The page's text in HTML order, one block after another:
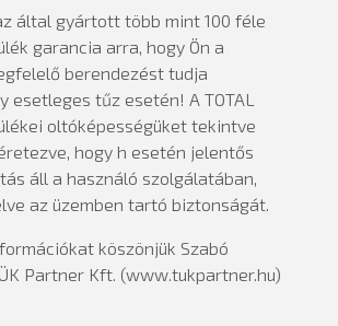
által gyártott több mint 100 féle
garancia arra, hogy Ön a
berendezést tudja
esetleges tűz esetén! A TOTAL
oltóképességüket tekintve
hogy h esetén jelentős
áll a használó szolgálatában,
az üzemben tartó biztonságát.
köszönjük Szabó
Partner Kft. (www.tukpartner.hu)